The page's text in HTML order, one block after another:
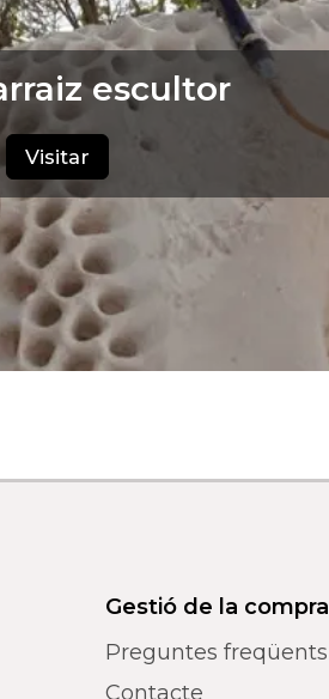
escultor
Visitar
Gestió de la compra
Preguntes freqüents
Contacte